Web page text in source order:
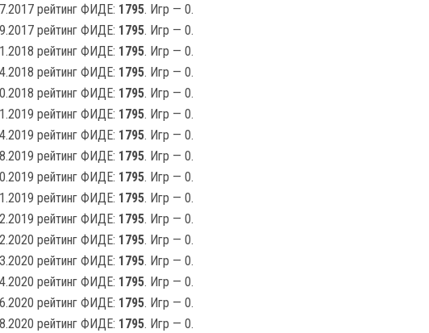
рейтинг ФИДЕ: 1795. Игр — 0.
рейтинг ФИДЕ: 1795. Игр — 0.
рейтинг ФИДЕ: 1795. Игр — 0.
рейтинг ФИДЕ: 1795. Игр — 0.
рейтинг ФИДЕ: 1795. Игр — 0.
рейтинг ФИДЕ: 1795. Игр — 0.
рейтинг ФИДЕ: 1795. Игр — 0.
рейтинг ФИДЕ: 1795. Игр — 0.
рейтинг ФИДЕ: 1795. Игр — 0.
рейтинг ФИДЕ: 1795. Игр — 0.
рейтинг ФИДЕ: 1795. Игр — 0.
рейтинг ФИДЕ: 1795. Игр — 0.
рейтинг ФИДЕ: 1795. Игр — 0.
рейтинг ФИДЕ: 1795. Игр — 0.
рейтинг ФИДЕ: 1795. Игр — 0.
рейтинг ФИДЕ: 1795. Игр — 0.